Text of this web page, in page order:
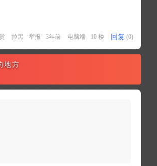
拉黑 举报 3年前 电脑端 10 楼 回复 (0)
地方